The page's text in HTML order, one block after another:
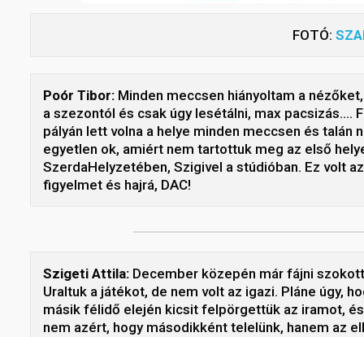
FOTÓ:
Poór Tibor: Minden meccsen hiányoltam a
a szezontól és csak úgy lesétálni, max
pályán lett volna a helye minden meccsen és
egyetlen ok, amiért nem tartottuk meg az első
SzerdaHelyzetében, Szigivel a stúdióban. Ez volt
figyelmet és hajrá, DAC!
Szigeti Attila: December közepén már fájni
Uraltuk a játékot, de nem volt az igazi. Pláne úgy,
másik félidő elején kicsit felpörgettük az iramot,
nem azért, hogy másodikként telelünk, hanem az